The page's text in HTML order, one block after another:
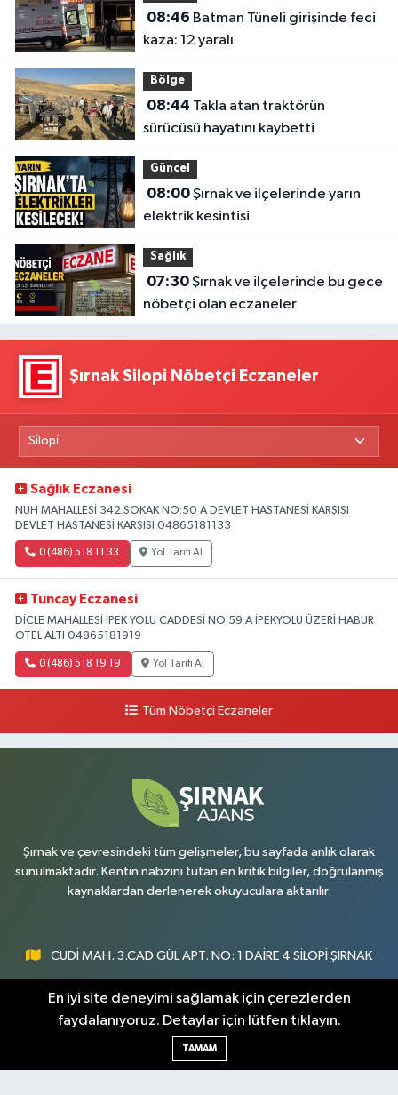
08:46
kaza: 12 yaralı
Bölge
08:44
sürücüsü hayatını kaybetti
Güncel
08:00Şırnak ve ilçelerinde yarın
elektrik kesintisi
Sağlık
07:30Şırnak ve ilçelerinde bu gece
nöbetçi olan eczaneler
Şırnak Silopi Nöbetçi Eczaneler
Sağlık Eczanesi
NUH MAHALLESİ 342.SOKAK NO:50 A DEVLET HASTANESİ KARŞISI
DEVLET HASTANESİ KARŞISI 04865181133
0 (486) 518 11 33 Yol Tarifi Al
Tuncay Eczanesi
DİCLE MAHALLESİ İPEK YOLU CADDESİ NO:59 A İPEKYOLU ÜZERİ HABUR
OTEL ALTI 04865181919
0 (486) 518 19 19 Yol Tarifi Al
Tüm Nöbetçi Eczaneler
Şırnak ve çevresindeki tüm gelişmeler, bu sayfada anlık olarak
sunulmaktadır. Kentin nabzını tutan en kritik bilgiler, doğrulanmış
kaynaklardan derlenerek okuyuculara aktarılır.
CUDİ MAH. 3.CAD GÜL APT. NO: 1 DAİRE 4 SİLOPİ ŞIRNAK
0547 300 73 73
[email protected]
En iyi site deneyimi sağlamak için çerezlerden
faydalanıyoruz. Detaylar için lütfen tıklayın.
TAMAM